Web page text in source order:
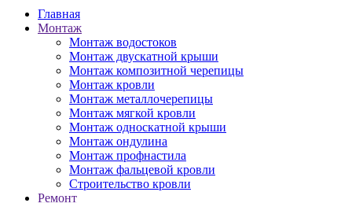
Главная
Монтаж
Монтаж водостоков
Монтаж двускатной крыши
Монтаж композитной черепицы
Монтаж кровли
Монтаж металлочерепицы
Монтаж мягкой кровли
Монтаж односкатной крыши
Монтаж ондулина
Монтаж профнастила
Монтаж фальцевой кровли
Строительство кровли
Ремонт